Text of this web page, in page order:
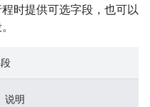
时提供可选字段，也可以
说明